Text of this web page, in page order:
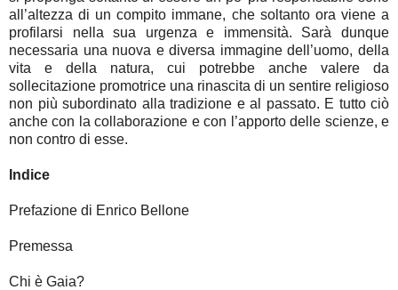
all’altezza di un compito immane, che soltanto ora viene a
profilarsi nella sua urgenza e immensità. Sarà dunque
necessaria una nuova e diversa immagine dell’uomo, della
vita e della natura, cui potrebbe anche valere da
sollecitazione promotrice una rinascita di un sentire religioso
non più subordinato alla tradizione e al passato. E tutto ciò
anche con la collaborazione e con l’apporto delle scienze, e
non contro di esse.
Indice
Prefazione di Enrico Bellone
Premessa
Chi è Gaia?